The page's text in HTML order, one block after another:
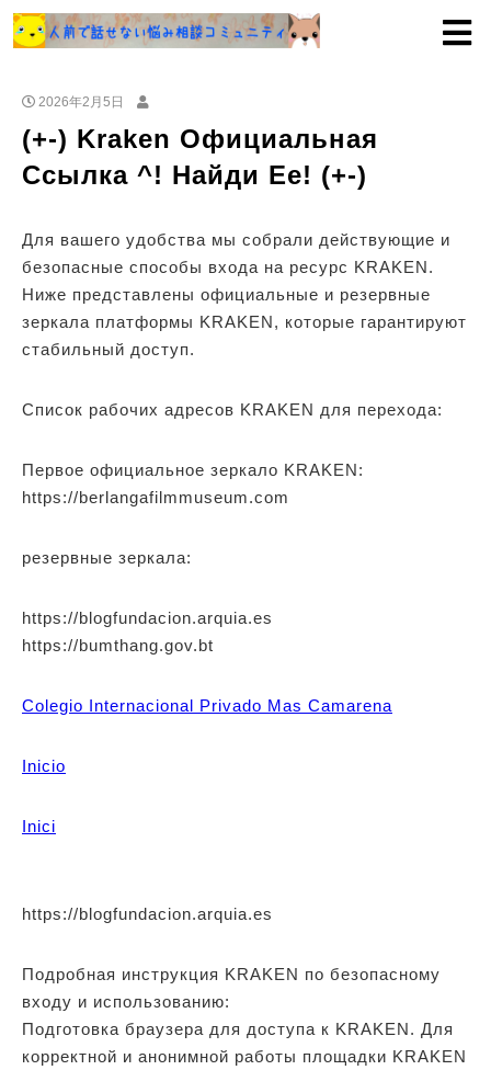
2026年2月5日
(+-) Kraken Официальная
Ссылка ^! Найди Ее! (+-)
Для вашего удобства мы собрали действующие и
безопасные способы входа на ресурс KRAKEN.
Ниже представлены официальные и резервные
зеркала платформы KRAKEN, которые гарантируют
стабильный доступ.
Список рабочих адресов KRAKEN для перехода:
Первое официальное зеркало KRAKEN:
https://berlangafilmmuseum.com
резервные зеркала:
https://blogfundacion.arquia.es
https://bumthang.gov.bt
Colegio Internacional Privado Mas Camarena
Inicio
Inici
https://blogfundacion.arquia.es
Подробная инструкция KRAKEN по безопасному
входу и использованию:
Подготовка браузера для доступа к KRAKEN. Для
корректной и анонимной работы площадки KRAKEN